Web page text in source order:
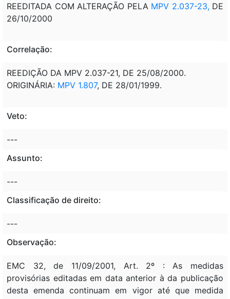
REEDITADA COM ALTERAÇÃO PELA MPV 2.037-23,DE
26/10/2000
Correlação:
REEDIÇÃO DA MPV 2.037-21, DE 25/08/2000.
ORIGINÁRIA: MPV 1.807, DE 28/01/1999.
Veto:
---
Assunto:
---
Classificação de direito:
---
Observação:
EMC 32, de 11/09/2001, Art. 2º : As medidas
provisórias editadas em data anterior à da publicação
desta emenda continuam em vigor até que medida